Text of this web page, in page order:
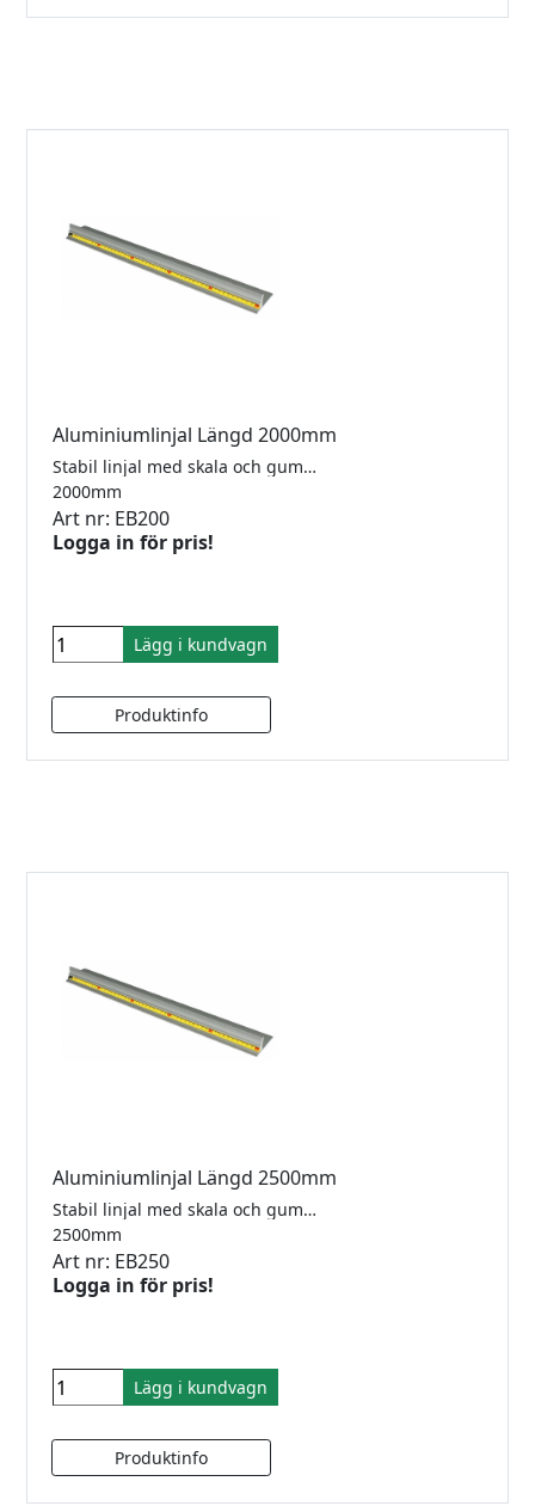
Aluminiumlinjal Längd 2000mm
Stabil linjal med skala och gummiklädd undersida.
2000mm
Art nr: EB200
Logga in för pris!
Lägg i kundvagn
Aluminiumlinjal Längd 2500mm
Stabil linjal med skala och gummiklädd undersida.
2500mm
Art nr: EB250
Logga in för pris!
Lägg i kundvagn